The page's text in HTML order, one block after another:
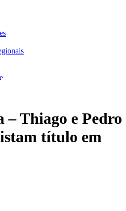
– Thiago e Pedro
título em